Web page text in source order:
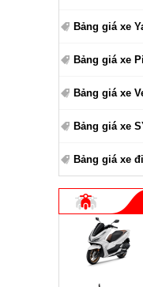
Bảng giá xe
Bảng giá xe
Bảng giá xe
Bảng giá xe
Bảng giá xe